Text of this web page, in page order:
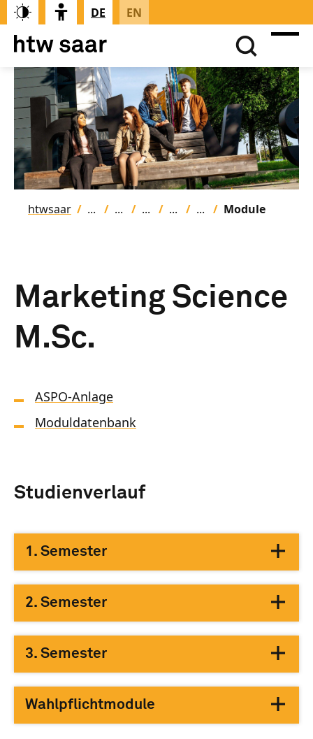
DE EN
htwsaar Module
Marketing Science
M.Sc.
ASPO-Anlage
Moduldatenbank
Studienverlauf
1. Semester
2. Semester
3. Semester
Wahlpflichtmodule